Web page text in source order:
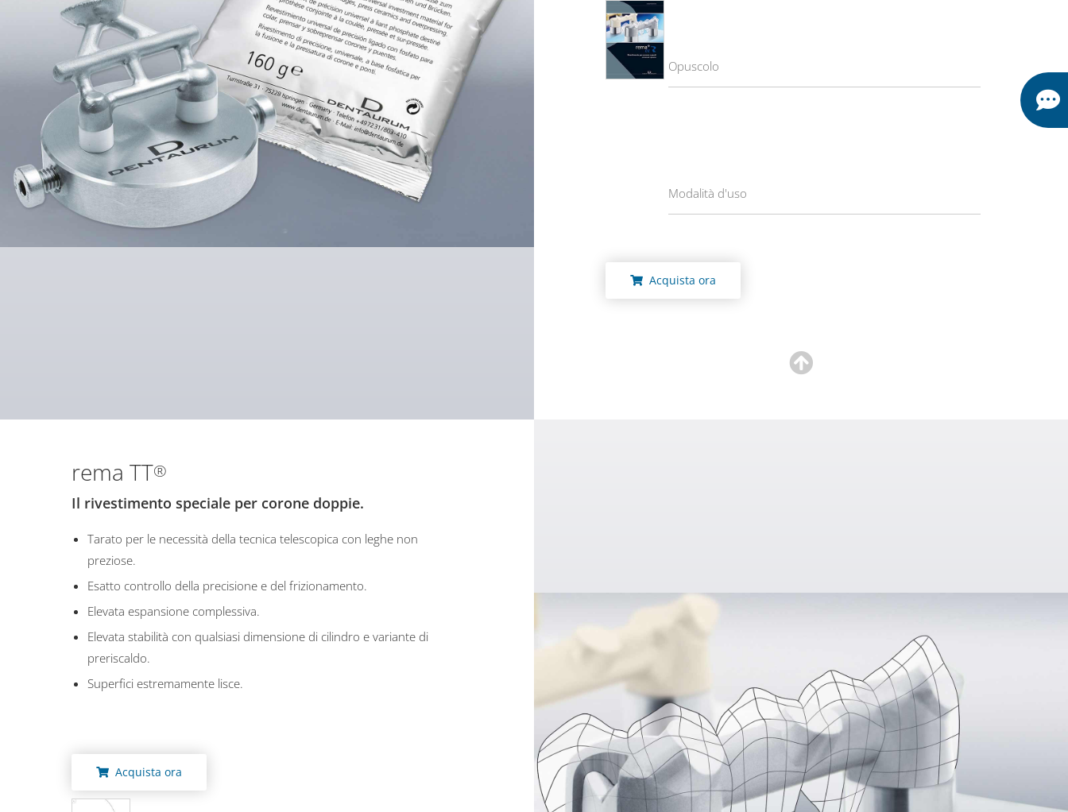
Opuscolo
Modalità d'uso
Acquista ora
rema TT®
Il rivestimento speciale per corone doppie.
Tarato per le necessità della tecnica telescopica con leghe non
preziose.
Esatto controllo della precisione e del frizionamento.
Elevata espansione complessiva.
Elevata stabilità con qualsiasi dimensione di cilindro e variante di
preriscaldo.
Superfici estremamente lisce.
Acquista ora